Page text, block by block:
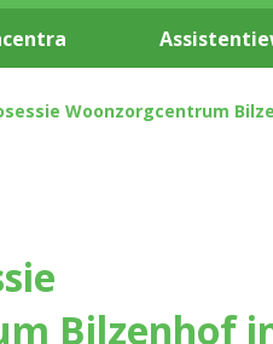
Woonzorgcentrum
Bilzenhof